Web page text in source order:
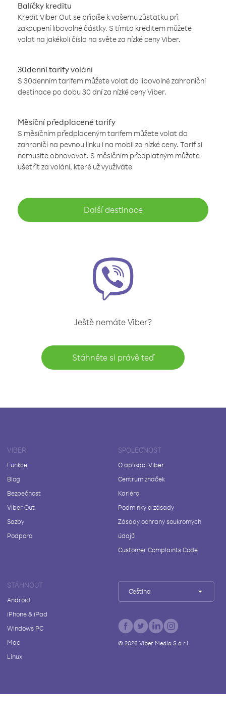
Balíčky kreditu
Kredit Viber Out se připíše k vašemu zůstatku při
zakoupení libovolné částky. S tímto kreditem můžete
volat na jakékoli číslo na světe za nízké ceny Viber.
30denní tarify volání
S 30denním tarifem můžete volat do libovolné zahraniční
destinace po dobu 30 dní za nízké ceny Viber.
Měsíční předplacené tarify
S měsíčním předplaceným tarifem můžete volat do
zahraničí na pevnou linku i na mobil za nízké ceny. Tarif si
nemusíte obnovovat. S měsíčním předplatným můžete
ušetřit za volání, které už využíváte
Další destinace
Ještě nemáte Viber?
Stáhněte si právě teď
VIBER
Funkce
Blog
Bezpečnost
Viber Out
Sazby
Podpora
SPOLEČNOST
O aplikaci Viber
Centrum značek
Kariéra
Podmínky a zásady
Zásady ochrany soukromých
údajů
Customer Complaints Code
STÁHNOUT
Android
iPhone & iPad
Windows PC
Mac
Linux
Čeština
© 2026Viber Media S.à r.l.